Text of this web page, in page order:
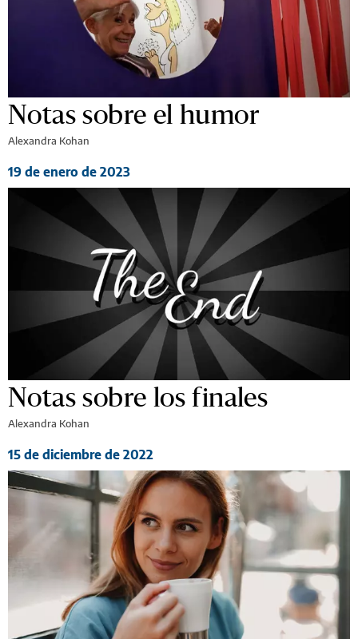
Notas sobre el humor
Alexandra Kohan
19 de enero de 2023
Notas sobre los finales
Alexandra Kohan
15 de diciembre de 2022